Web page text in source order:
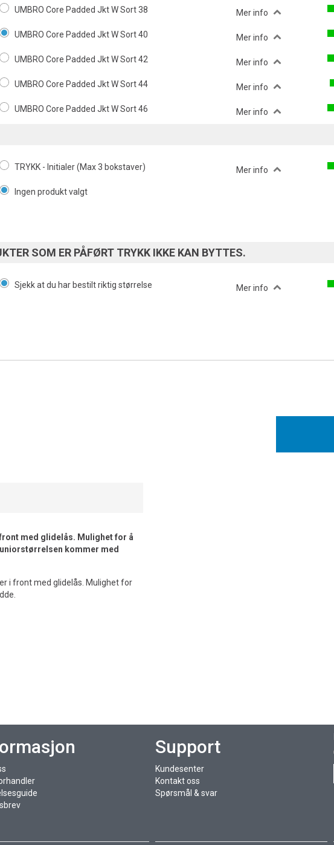
UMBRO Core Padded Jkt W Sort 38 Mer info
UMBRO Core Padded Jkt W Sort 40 Mer info
UMBRO Core Padded Jkt W Sort 42 Mer info
UMBRO Core Padded Jkt W Sort 44 Mer info
UMBRO Core Padded Jkt W Sort 46 Mer info
TRYKK - Initialer (Max 3 bokstaver)
Mer info
Ingen produkt valgt
SOM ER PÅFØRT TRYKK IKKE KAN BYTTES.
Sjekk at du har bestilt riktig størrelse
Mer info
med glidelås. Mulighet for å
kommer med
i front med glidelås. Mulighet for
Support
Kundesenter
Kontakt oss
Spørsmål & svar